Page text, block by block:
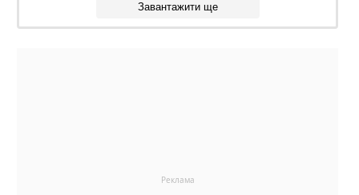
Завантажити ще